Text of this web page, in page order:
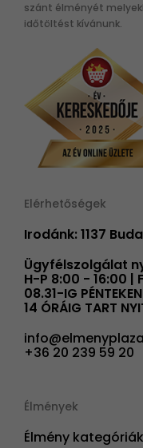
szánt élményét
időtöltést kívánunk.
Elérhetőségek
Irodánk: 1137
Ügyfélszolgálat
H-P 8:00 - 16:00 |
08.31-IG
14 ÓRÁIG TART
+36 20 239 59 20
Élmények
Élmény kategóriák